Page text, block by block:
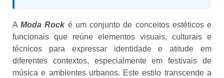
AModa Rocké um conjunto de conceitos estéticos e
funcionais que reúne elementos visuais, culturais e
técnicos para expressar identidade e atitude em
diferentes contextos, especialmente em festivais de
música e ambientes urbanos. Este estilo transcende a